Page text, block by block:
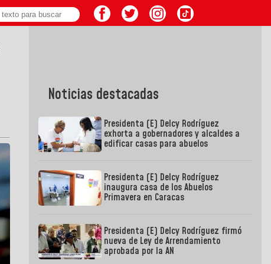
Noticias destacadas
Presidenta (E) Delcy Rodríguez
exhorta a gobernadores y alcaldes a
edificar casas para abuelos
Presidenta (E) Delcy Rodríguez
inaugura casa de los Abuelos
Primavera en Caracas
Presidenta (E) Delcy Rodríguez firmó
nueva de Ley de Arrendamiento
aprobada por la AN